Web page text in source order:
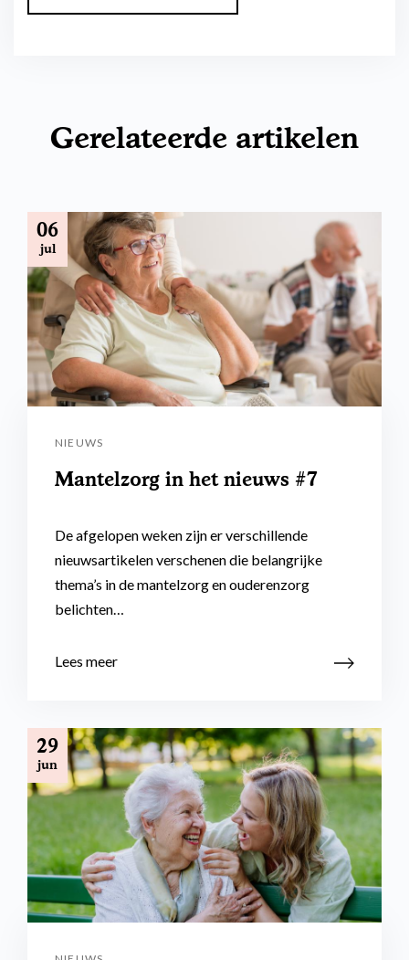
Gerelateerde artikelen
06
jul
NIEUWS
Mantelzorg in het nieuws #7
De afgelopen weken zijn er verschillende
nieuwsartikelen verschenen die belangrijke
thema’s in de mantelzorg en ouderenzorg
belichten…
Lees meer
29
jun